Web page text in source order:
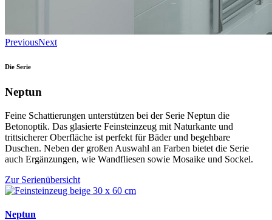
PreviousNext
Die Serie
Neptun
Feine Schattierungen unterstützen bei der Serie Neptun die
Betonoptik. Das glasierte Feinsteinzeug mit Naturkante und
trittsicherer Oberfläche ist perfekt für Bäder und begehbare
Duschen. Neben der großen Auswahl an Farben bietet die Serie
auch Ergänzungen, wie Wandfliesen sowie Mosaike und Sockel.
Zur Serienübersicht
Neptun